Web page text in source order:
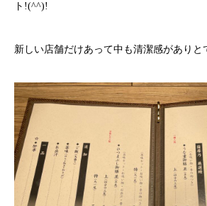
ト!(^^)!
新しい店舗だけあって中も清潔感がありと